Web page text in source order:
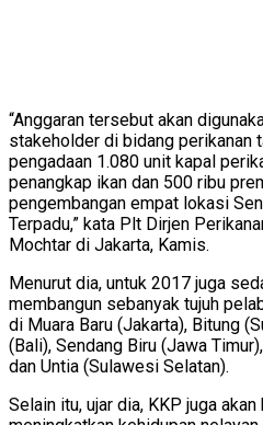
“Anggaran tersebut akan
stakeholder di bidang perikanan
pengadaan 1.080 unit kapal
penangkap ikan dan 500 ribu
pengembangan empat lokasi
Terpadu,” kata Plt Dirjen
Mochtar di Jakarta, Kamis.
Menurut dia, untuk 2017 juga
membangun sebanyak tujuh
di Muara Baru (Jakarta), Bitung
(Bali), Sendang Biru (Jawa
dan Untia (Sulawesi Selatan).
Selain itu, ujar dia, KKP juga